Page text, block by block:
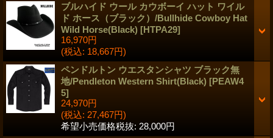
ブルハイド ウール カウボーイ ハット ワイル
ド ホース（ブラック）/Bullhide Cowboy Hat
Wild Horse(Black) [HTPA29]
16,970円
(税込: 18,667円)
ペンドルトン ウエスタンシャツ ブラック無
地/Pendleton Western Shirt(Black) [PEAW4
5]
24,970円
(税込: 27,467円)
希望小売価格税抜: 28,000円